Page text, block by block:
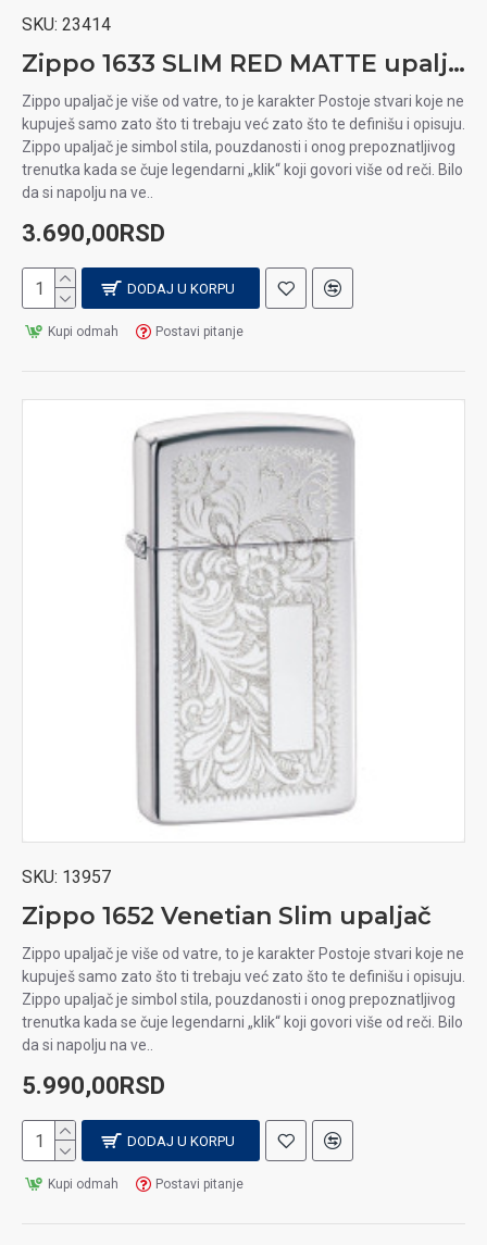
SKU: 23414
Zippo 1633 SLIM RED MATTE upaljač
Zippo upaljač je više od vatre, to je karakter Postoje stvari koje ne
kupuješ samo zato što ti trebaju već zato što te definišu i opisuju.
Zippo upaljač je simbol stila, pouzdanosti i onog prepoznatljivog
trenutka kada se čuje legendarni „klik“ koji govori više od reči. Bilo
da si napolju na ve..
3.690,00RSD
DODAJ U KORPU
Kupi odmah Postavi pitanje
SKU: 13957
Zippo 1652 Venetian Slim upaljač
Zippo upaljač je više od vatre, to je karakter Postoje stvari koje ne
kupuješ samo zato što ti trebaju već zato što te definišu i opisuju.
Zippo upaljač je simbol stila, pouzdanosti i onog prepoznatljivog
trenutka kada se čuje legendarni „klik“ koji govori više od reči. Bilo
da si napolju na ve..
5.990,00RSD
DODAJ U KORPU
Kupi odmah Postavi pitanje